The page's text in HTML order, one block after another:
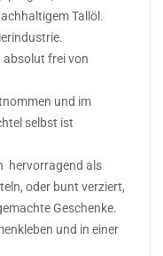
Tallöl.
absolut frei von
und im
selbst ist
hervorragend als
oder bunt verziert,
Geschenke.
und in einer